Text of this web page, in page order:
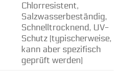
Chlorresistent,
Salzwasserbeständig,
Schnelltrocknend, UV-
Schutz (typischerweise,
kann aber spezifisch
geprüft werden)